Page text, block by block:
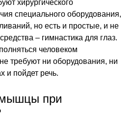
хирургического
специального оборудования,
но есть и простые, и не
– гимнастика для глаз.
человеком
требуют ни оборудования, ни
и пойдет речь.
мышцы при